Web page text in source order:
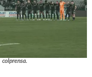
colprensa.